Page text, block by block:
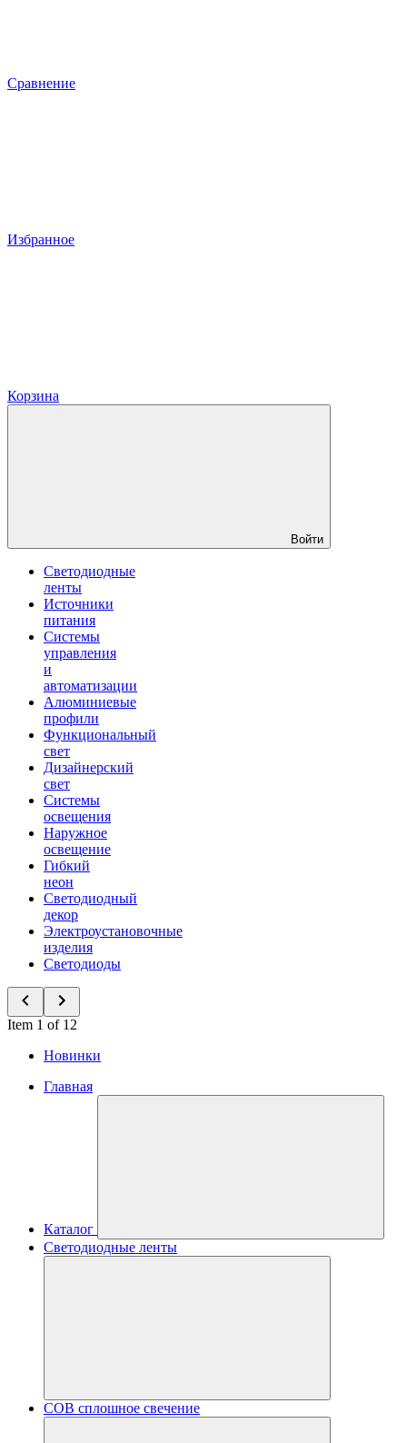
Сравнение
Избранное
Корзина
Войти
Светодиодные
ленты
Источники
питания
Системы
управления
и
автоматизации
Алюминиевые
профили
Функциональный
свет
Дизайнерский
свет
Системы
освещения
Наружное
освещение
Гибкий
неон
Светодиодный
декор
Электроустановочные
изделия
Светодиоды
Item 1 of 12
Новинки
Главная
Каталог
Светодиодные ленты
COB сплошное свечение